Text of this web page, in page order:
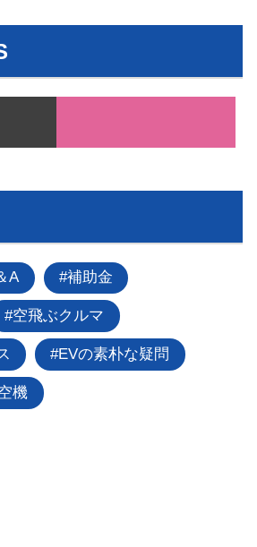
A 補助金
空飛ぶクルマ
EVの素朴な疑問
機